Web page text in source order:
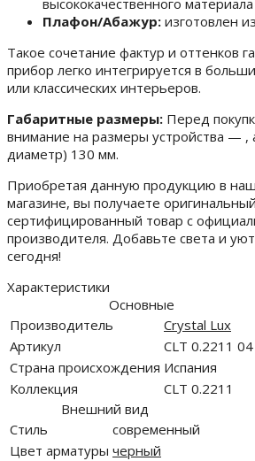
высококачественного
Плафон/Абажур: изготовлен
Такое сочетание фактур и оттенков
прибор легко интегрируется в
или классических интерьеров.
Габаритные размеры: Перед
внимание на размеры устройства — ,
диаметр) 130 мм.
Приобретая данную продукцию в
магазине, вы получаете оригинальный
сертифицированный товар с
производителя. Добавьте света и
сегодня!
Характеристики
Основные
Производитель
Crystal Lux
Артикул
CLT 0.2211
Страна происхождения Испания
Коллекция
CLT 0.2211
Внешний вид
Стиль
современный
Цвет арматуры черный